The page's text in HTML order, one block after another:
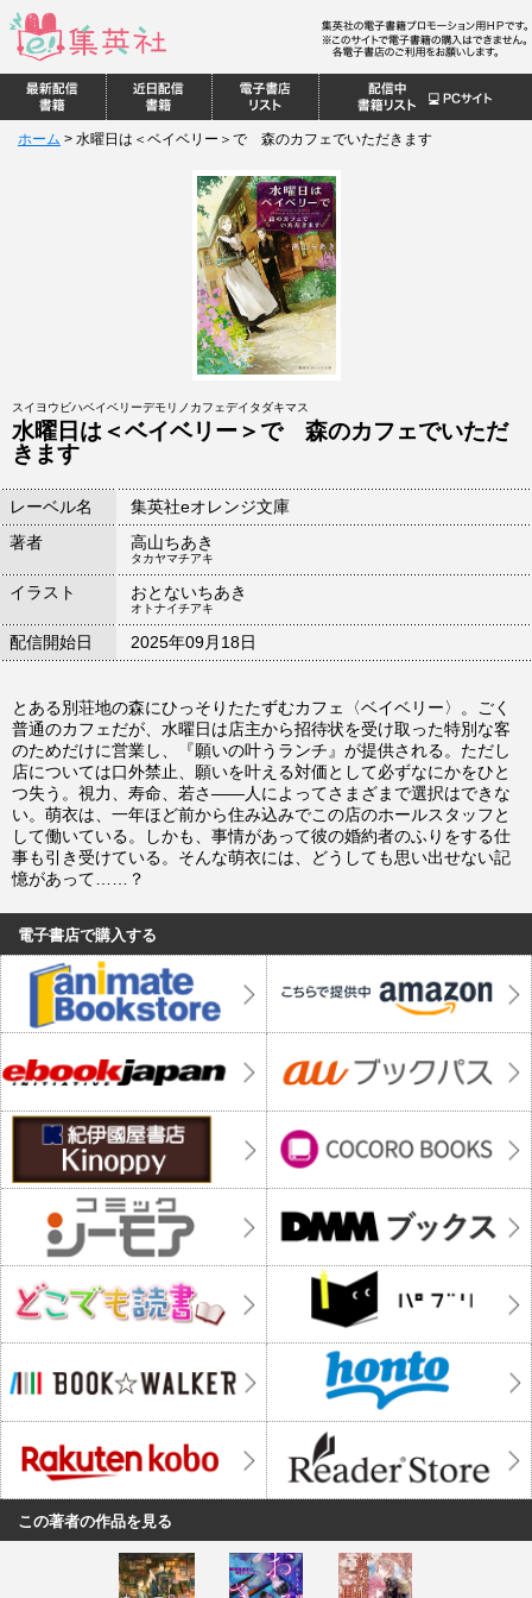
ホーム > 水曜日は＜ベイベリー＞で 森のカフェでいただきます
スイヨウビハベイベリーデモリノカフェデイタダキマス
水曜日は＜ベイベリー＞で 森のカフェでいただ
きます
レーベル名
集英社eオレンジ文庫
著者
高山ちあき
タカヤマチアキ
イラスト おとないちあき
オトナイチアキ
配信開始日 2025年09月18日
とある別荘地の森にひっそりたたずむカフェ〈ベイベリー〉。ごく
普通のカフェだが、水曜日は店主から招待状を受け取った特別な客
のためだけに営業し、『願いの叶うランチ』が提供される。ただし
店については口外禁止、願いを叶える対価として必ずなにかをひと
つ失う。視力、寿命、若さ――人によってさまざまで選択はできな
い。萌衣は、一年ほど前から住み込みでこの店のホールスタッフと
して働いている。しかも、事情があって彼の婚約者のふりをする仕
事も引き受けている。そんな萌衣には、どうしても思い出せない記
憶があって……？
電子書店で購入する
この著者の作品を見る